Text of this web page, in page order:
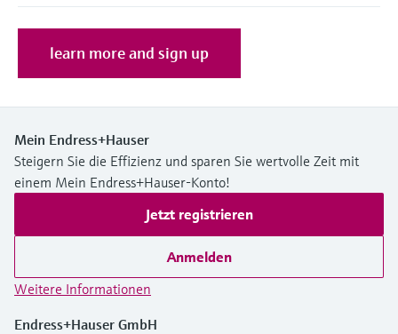
Device Viewer
Produktspezifische Informationen und
Ersatzteilsuche
Ersatzteile anhand von Produktwurzel,
Bestellcode oder Seriennummer finden
Füllstandsmessung
Füllstandsmessung Druck
Alle ansehen
Mikrowellentransmission
Memosens-Technologie
learn more and sign up
Mein Endress+Hauser
Steigern Sie die Effizienz und sparen Sie wertvolle Zeit mit
einem Mein Endress+Hauser-Konto!
Jetzt registrieren
Anmelden
Weitere Informationen
Endress+Hauser GmbH